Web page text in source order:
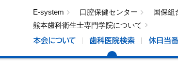
E-system 口腔保健センター
国保組
熊本歯科衛生士専門学院について